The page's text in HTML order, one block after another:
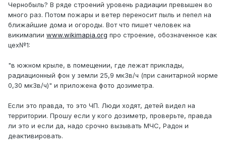
Чернобыль? В ряде строений уровень радиации превышен во
много раз. Потом пожары и ветер переносит пыль и пепел на
ближайшие дома и огороды. Вот что пишет человек на
викимапии www.wikimapia.org про строение, обозначенное как
цех№1:
"в южном крыле, в помещении, где лежат приклады,
радиационный фон у земли 25,9 мкЗв/ч (при санитарной норме
0,30 мкЗв/ч)" и приложена фото дозиметра.
Если это правда, то это ЧП. Люди ходят, детей видел на
территории. Прошу если у кого дозиметр, проверьте, правда
ли это и если да, надо срочно вызывать МЧС, Радон и
деактивировать.